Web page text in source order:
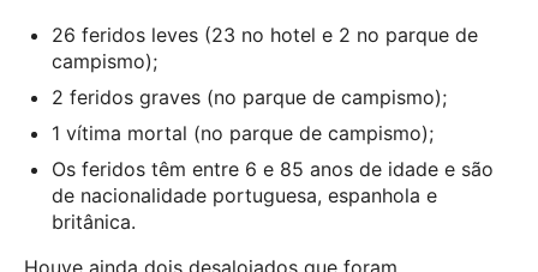
26 feridos leves (23 no hotel e 2 no parque de
campismo);
2 feridos graves (no parque de campismo);
1 vítima mortal (no parque de campismo);
Os feridos têm entre 6 e 85 anos de idade e são
de nacionalidade portuguesa, espanhola e
britânica.
Houve ainda dois desalojados que foram